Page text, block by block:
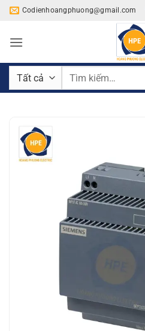
Bỏ
nội
Codienhoangphuong@gmail.com
Tìm